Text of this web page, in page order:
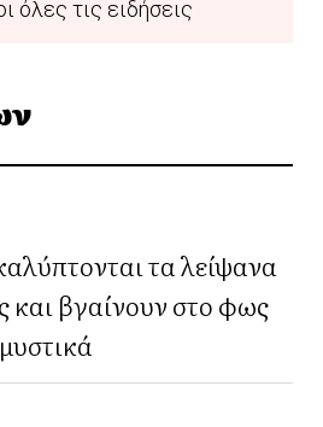
όλες τις ειδήσεις
τα λείψανα
και βγαίνουν στο φως